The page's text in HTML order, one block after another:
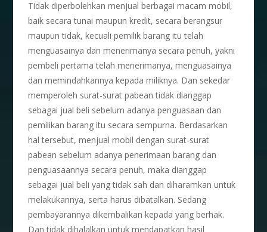
Tidak diperbolehkan menjual berbagai macam mobil,
baik secara tunai maupun kredit, secara berangsur
maupun tidak, kecuali pemilik barang itu telah
menguasainya dan menerimanya secara penuh, yakni
pembeli pertama telah menerimanya, menguasainya
dan memindahkannya kepada miliknya. Dan sekedar
memperoleh surat-surat pabean tidak dianggap
sebagai jual beli sebelum adanya penguasaan dan
pemilikan barang itu secara sempurna. Berdasarkan
hal tersebut, menjual mobil dengan surat-surat
pabean sebelum adanya penerimaan barang dan
penguasaannya secara penuh, maka dianggap
sebagai jual beli yang tidak sah dan diharamkan untuk
melakukannya, serta harus dibatalkan. Sedang
pembayarannya dikembalikan kepada yang berhak.
Dan tidak dihalalkan untuk mendapatkan hasil